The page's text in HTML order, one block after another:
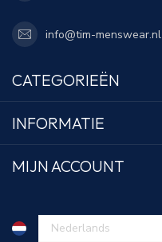
info@tim-menswear.nl
CATEGORIEËN
INFORMATIE
MIJN ACCOUNT